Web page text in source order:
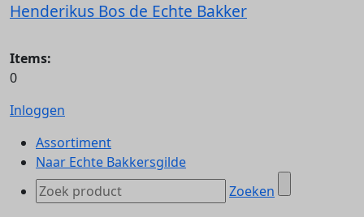
Henderikus Bos de Echte Bakker
Items:
0
Inloggen
Assortiment
Naar Echte Bakkersgilde
Zoeken